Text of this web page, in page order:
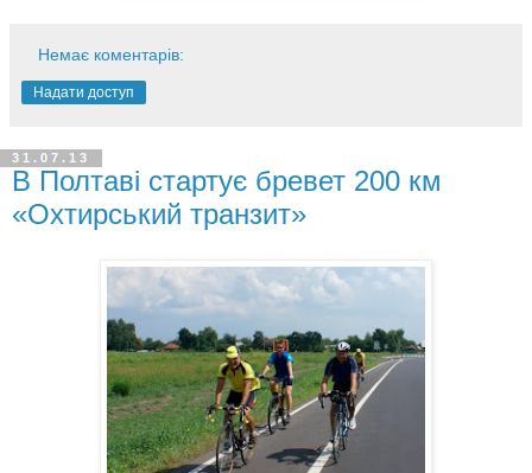
Немає коментарів:
Надати доступ
31.07.13
В Полтаві стартує бревет 200 км
«Охтирський транзит»